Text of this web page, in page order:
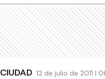
CIUDAD 12 de julio de 2011 |